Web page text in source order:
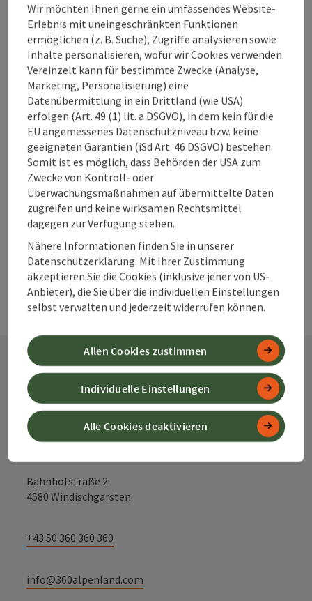
Kannst du
Unterkünfte im
360° Alpenland
direkt buchen?
Warum solltest
du deine
Unterkunft im
360° Alpenland
frühzeitig
buchen?
Kontakt
Alpenland Tourismus GmbH
Bahnhofstraße 2
4580 Windischgarsten
+43 50 360 360 360
info@360alpenland.com
Wir möchten Ihnen gerne ein umfassendes Website-
Erlebnis mit uneingeschränkten Funktionen
ermöglichen (z. B. Suche), Zugriffe analysieren sowie
Inhalte personalisieren, wofür wir Cookies verwenden.
Vereinzelt kann für bestimmte Zwecke (Analyse,
Marketing, Personalisierung) eine
Datenübermittlung in ein Drittland (wie USA)
erfolgen (Art. 49 (1) lit. a DSGVO), in dem kein für die
EU angemessenes Datenschutzniveau bzw. keine
geeigneten Garantien (iSd Art. 46 DSGVO) bestehen.
Somit ist es möglich, dass Behörden der USA zum
Zwecke von Kontroll- oder
Überwachungsmaßnahmen auf übermittelte Daten
zugreifen und keine wirksamen Rechtsmittel
dagegen zur Verfügung stehen.
Nähere Informationen finden Sie in unserer
Datenschutzerklärung. Mit Ihrer Zustimmung
akzeptieren Sie die Cookies (inklusive jener von US-
Anbieter), die Sie über die individuellen Einstellungen
selbst verwalten und jederzeit widerrufen können.
Alle Cookies deaktivieren
Individuelle Einstellungen
Allen Cookies zustimmen